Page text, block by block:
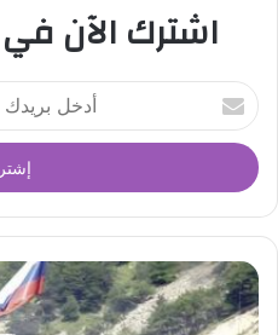
اشترك الآن في
أ
د
خ
ل
ر
د
ك
ا